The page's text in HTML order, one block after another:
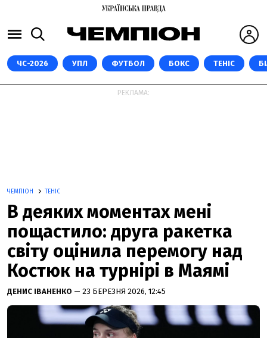
ЧС-2026 УПЛ ФУТБОЛ БОКС ТЕНІС
РЕКЛАМА:
ЧЕМПІОН ТЕНІС
В деяких моментах мені
пощастило: друга ракетка
світу оцінила перемогу над
Костюк на турнірі в Маямі
ДЕНИС ІВАНЕНКО — 23 БЕРЕЗНЯ 2026, 12:45